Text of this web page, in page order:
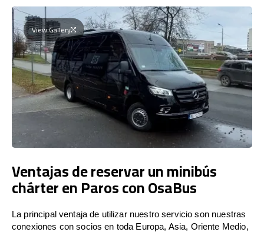
View Gallery
Ventajas de reservar un minibús
chárter en Paros con OsaBus
La principal ventaja de utilizar nuestro servicio son nuestras
conexiones con socios en toda Europa, Asia, Oriente Medio,